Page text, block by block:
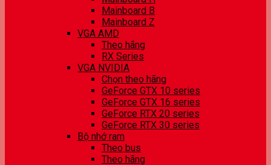
Mainboard B
Mainboard Z
VGA AMD
Theo hãng
RX Series
VGA NVIDIA
Chọn theo hãng
GeForce GTX 10 series
GeForce GTX 16 series
GeForce RTX 20 series
GeForce RTX 30 series
Bộ nhớ ram
Theo bus
Theo hãng